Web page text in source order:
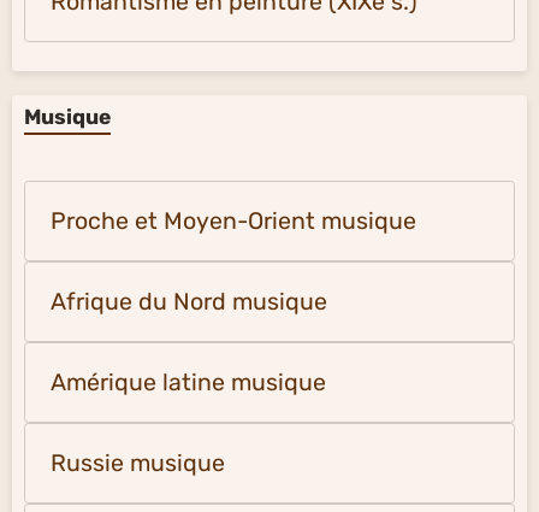
Musique
Proche et Moyen-Orient musique
Afrique du Nord musique
Amérique latine musique
Russie musique